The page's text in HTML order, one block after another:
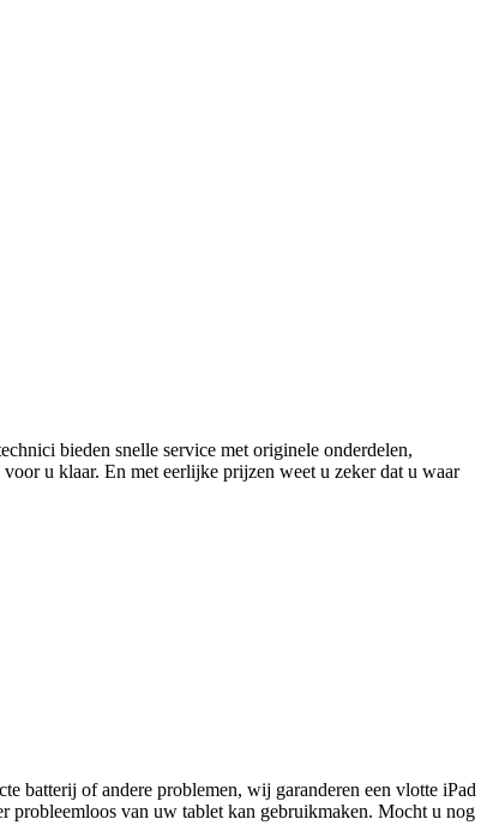
bieden snelle service met originele onderdelen,
u klaar. En met eerlijke prijzen weet u zeker dat u waar
batterij of andere problemen, wij garanderen een vlotte iPad
probleemloos van uw tablet kan gebruikmaken. Mocht u nog